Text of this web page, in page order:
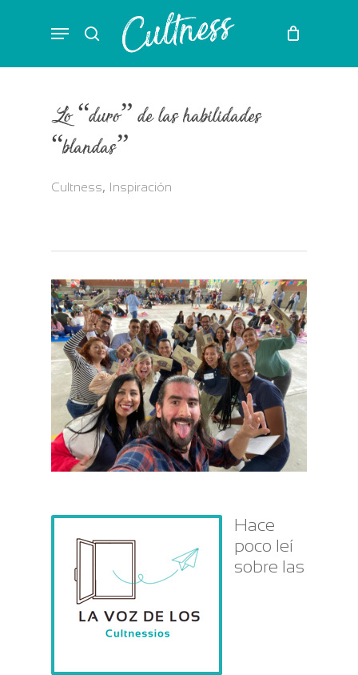
content
search
Menu
Lo “duro” de las habilidades
“blandas”
Cultness, Inspiración
Hace
poco leí
sobre las